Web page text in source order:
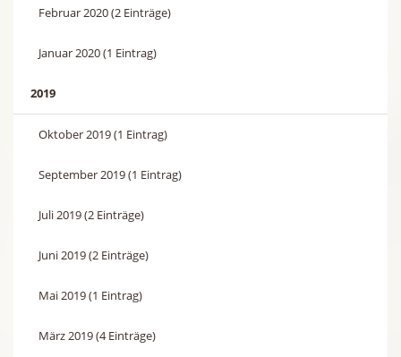
Februar 2020 (2 Einträge)
Januar 2020 (1 Eintrag)
2019
Oktober 2019 (1 Eintrag)
September 2019 (1 Eintrag)
Juli 2019 (2 Einträge)
Juni 2019 (2 Einträge)
Mai 2019 (1 Eintrag)
März 2019 (4 Einträge)